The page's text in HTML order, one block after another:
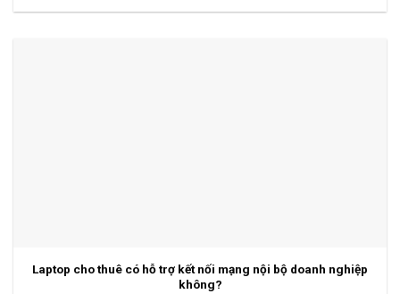
Laptop cho thuê có hỗ trợ kết nối mạng nội bộ doanh nghiệp
không?